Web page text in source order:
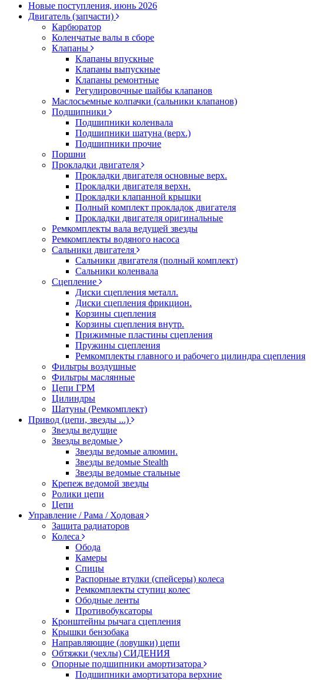
Новые поступления, июнь 2026
Двигатель (запчасти)
Карбюратор
Коленчатые валы в сборе
Клапаны
Клапаны впускные
Клапаны выпускные
Клапаны ремонтные
Регулировочные шайбы клапанов
Маслосьемные колпачки (сальники клапанов)
Подшипники
Подшипники коленвала
Подшипники шатуна (верх.)
Подшипники прочие
Поршни
Прокладки двигателя
Прокладки двигателя основные верх.
Прокладки двигателя верхн.
Прокладки клапанной крышки
Полный комплект прокладок двигателя
Прокладки двигателя оригинальные
Ремкомплекты вала ведущей звезды
Ремкомплекты водяного насоса
Сальники двигателя
Сальники двигателя (полный комплект)
Сальники коленвала
Сцепление
Диски сцепления металл.
Диски сцепления фрикцион.
Корзины сцепления
Корзины сцепления внутр.
Прижимные пластины сцепления
Пружины сцепления
Ремкомплекты главного и рабочего цилиндра сцепления
Фильтры воздушные
Фильтры маслянные
Цепи ГРМ
Цилиндры
Шатуны (Ремкомплект)
Привод (цепи, звезды ...)
Звезды ведущие
Звезды ведомые
Звезды ведомые алюмин.
Звезды ведомые Stealth
Звезды ведомые стальные
Крепеж ведомой звезды
Ролики цепи
Цепи
Управление / Рама / Ходовая
Защита радиаторов
Колеса
Обода
Камеры
Спицы
Распорные втулки (спейсеры) колеса
Ремкомплекты ступиц колес
Ободные ленты
Противобуксаторы
Кронштейны рычага сцепления
Крышки бензобака
Направляющие (ловушки) цепи
Обтяжки (чехлы) СИДЕНИЯ
Опорные подшипники амортизатора
Подшипники амортизатора верхние